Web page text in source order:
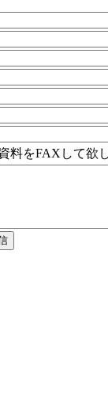
料をFAXして